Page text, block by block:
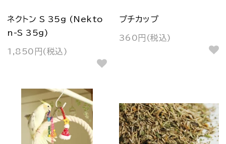
ネクトン S 35g (Nekto
n-S 35g)
1,850円(税込)
プチカップ
360円(税込)